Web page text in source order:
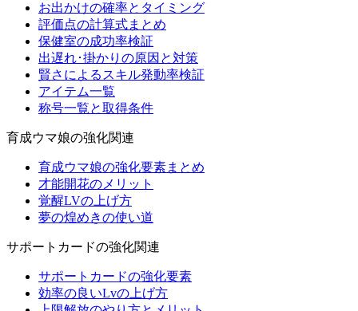
お出かけの確率とタイミング
評価点の計算式まとめ
保健室の成功率検証
出遅れ･掛かりの原因と対策
賢さによるスキル発動率検証
アイテム一覧
称号一覧と取得条件
育成ウマ娘の強化関連
育成ウマ娘の強化要素まとめ
才能開花のメリット
覚醒LVの上げ方
夢の煌めきの使い道
サポートカードの強化関連
サポートカードの強化要素
効率の良いLvの上げ方